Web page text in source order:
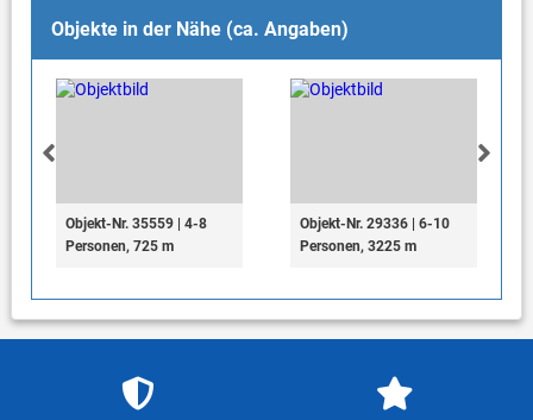
Objekte in der Nähe (ca. Angaben)
Objekt-Nr. 35559 | 4-8
Personen, 725 m
Objekt-Nr. 29336 | 6-10
Personen, 3225 m